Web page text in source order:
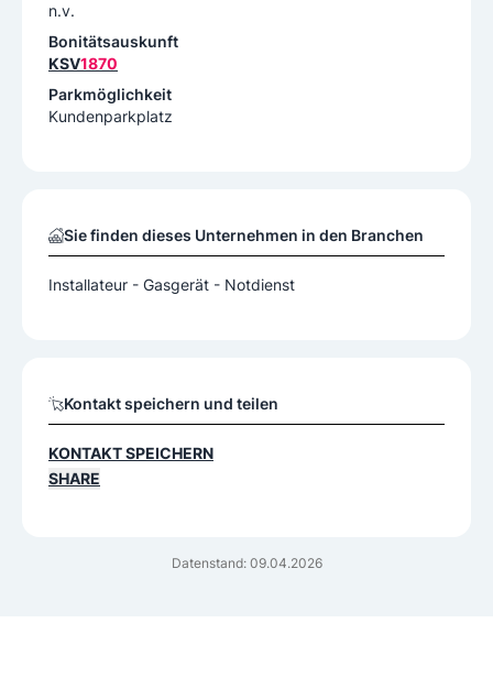
Datenstand: 09.04.2026
n.v.
Bonitätsauskunft
KSV1870
Parkmöglichkeit
Kundenparkplatz
Sie finden dieses Unternehmen in den Branchen
Installateur - Gasgerät - Notdienst
Kontakt speichern und teilen
KONTAKT SPEICHERN
SHARE